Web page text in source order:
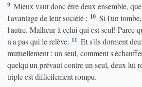
9 Mieux vaut donc être deux ensemble,
l'avantage de leur société ; 10 Si l'un
l'autre. Malheur à celui qui est seul! Parce
n'a pas qui le relève. 11 Et s'ils dorment
mutuellement : un seul, comment
quelqu'un prévaut contre un seul, deux lui
triple est difficilement rompu.